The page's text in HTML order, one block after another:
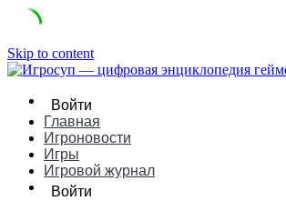
Skip to content
Войти
Главная
Игроновости
Игры
Игровой журнал
Войти